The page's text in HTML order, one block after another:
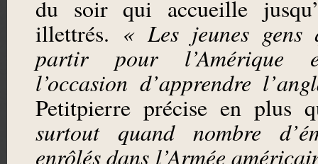
du soir qui accueille
illettrés. « Les jeunes gens
partir pour l’Amérique
l’occasion d’apprendre
Petitpierre précise en
surtout quand nombre
enrôlés dans l’Armée